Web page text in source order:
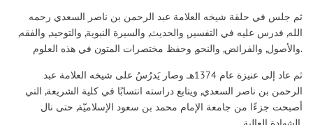
ثم جلس في حلقة شيخه العلامة عبد الرحمن بن ناصر السعدي رحمه
الله, فدرس عليه في التفسير, والحديث, والسيرة النبوية, والتوحيد, والفقه,
والأصول, والفرائض, والنحو, وحفظ مختصرات المتون في هذه العلوم.
ثم عاد إلى عنيزة عام 1374هـ وصار يَدرُسُ على شيخه العلامة عبد
الرحمن بن ناصر السعدي, ويتابع دراسته انتسابًا في كلية الشريعة, التي
أصبحت جزءًا من جامعة الإمام محمد بن سعود الإسلاميّة, حتى نال